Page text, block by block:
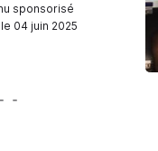
sponsorisé
04 juin 2025